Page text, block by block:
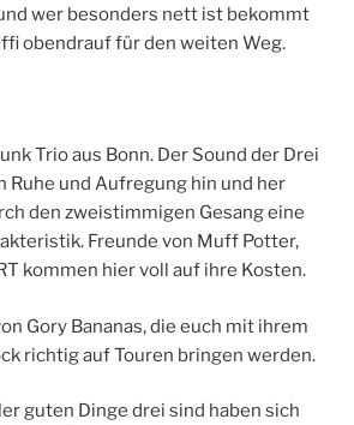
wer besonders nett ist bekommt
obendrauf für den weiten Weg.
Trio aus Bonn. Der Sound der Drei
Ruhe und Aufregung hin und her
den zweistimmigen Gesang eine
Freunde von Muff Potter,
kommen hier voll auf ihre Kosten.
Gory Bananas, die euch mit ihrem
richtig auf Touren bringen werden.
guten Dinge drei sind haben sich